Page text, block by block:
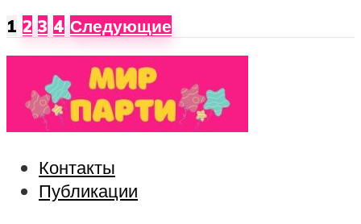
1 2 3 4 Следующие
Контакты
Публикации